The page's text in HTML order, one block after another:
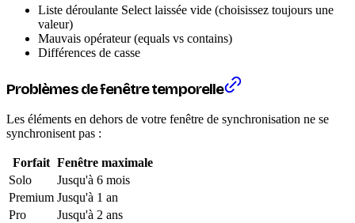
Liste déroulante Select laissée vide (choisissez toujours une
valeur)
Mauvais opérateur (equals vs contains)
Différences de casse
Problèmes de fenêtre temporelle
Les éléments en dehors de votre fenêtre de synchronisation ne se
synchronisent pas :
Forfait Fenêtre maximale
Solo
Jusqu'à 6 mois
Premium Jusqu'à 1 an
Pro
Jusqu'à 2 ans